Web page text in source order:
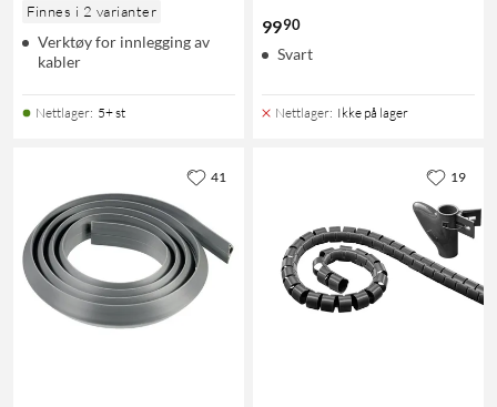
Finnes i 2 varianter
Verktøy for innlegging av
kabler
Nettlager: 5+ st
9990
Svart
Nettlager: Ikke på lager
41 19